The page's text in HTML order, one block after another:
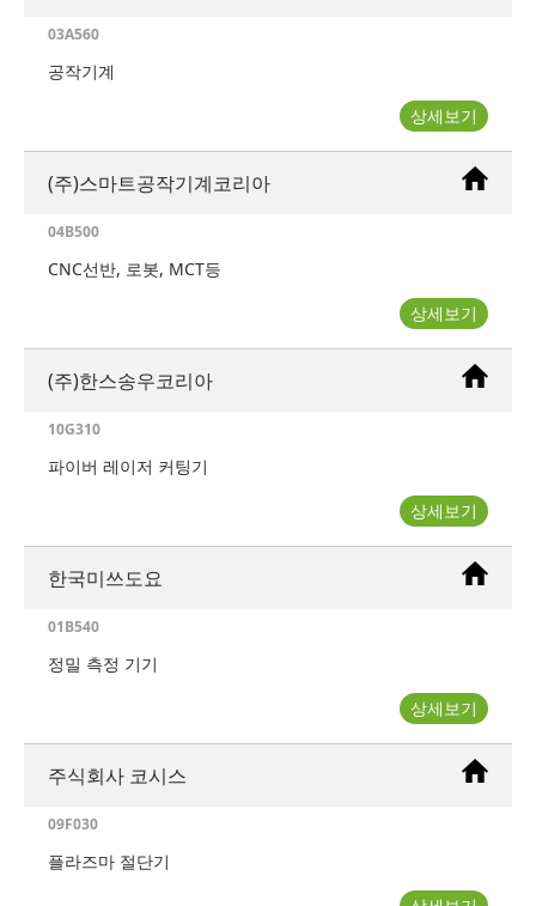
03A560
공작기계
상세보기
(주)스마트공작기계코리아
04B500
CNC선반, 로봇, MCT등
상세보기
(주)한스송우코리아
10G310
파이버 레이저 커팅기
상세보기
한국미쓰도요
01B540
정밀 측정 기기
상세보기
주식회사 코시스
09F030
플라즈마 절단기